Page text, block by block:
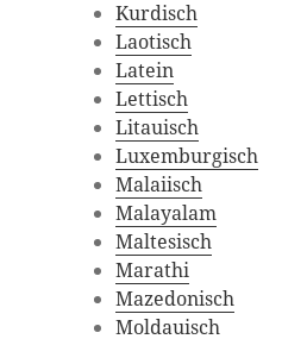
Kurdisch
Laotisch
Latein
Lettisch
Litauisch
Luxemburgisch
Malaiisch
Malayalam
Maltesisch
Marathi
Mazedonisch
Moldauisch